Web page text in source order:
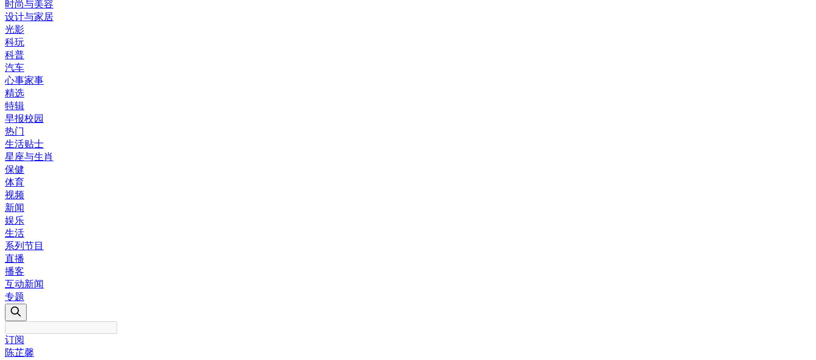
时尚与美容
设计与家居
光影
科玩
科普
汽车
心事家事
精选
特辑
早报校园
热门
生活贴士
星座与生肖
保健
体育
视频
新闻
娱乐
生活
系列节目
直播
播客
互动新闻
专题
订阅
陈芷馨